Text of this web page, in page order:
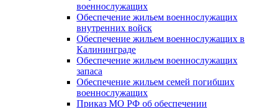
военнослужащих
Обеспечение жильем военнослужащих
внутренних войск
Обеспечение жильем военнослужащих в
Калининграде
Обеспечение жильем военнослужащих
запаса
Обеспечение жильем семей погибших
военнослужащих
Приказ МО РФ об обеспечении